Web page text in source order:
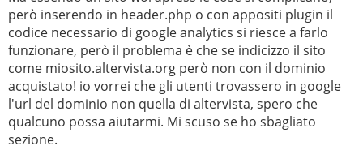
però inserendo in header.php o con appositi plugin il
codice necessario di google analytics si riesce a farlo
funzionare, però il problema è che se indicizzo il sito
come miosito.altervista.org però non con il dominio
acquistato! io vorrei che gli utenti trovassero in google
l'url del dominio non quella di altervista, spero che
qualcuno possa aiutarmi. Mi scuso se ho sbagliato
sezione.